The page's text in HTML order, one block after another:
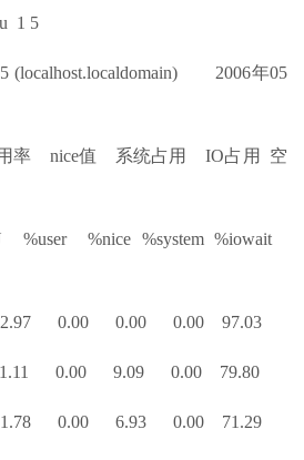
1 5
(localhost.localdomain) 2006年05
nice值 系统占用 IO占用 空
%nice %system %iowait
0.00 0.00 0.00 97.03
0.00 9.09 0.00 79.80
0.00 6.93 0.00 71.29